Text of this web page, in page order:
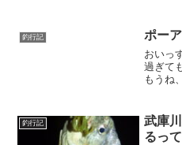
保山仕
保山で
釣行記 ポー
おいっ
過ぎて
もうね
で、灼
た。昼
釣行記
武庫
るっ